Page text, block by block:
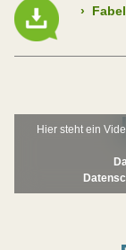
›
Hier steht ein